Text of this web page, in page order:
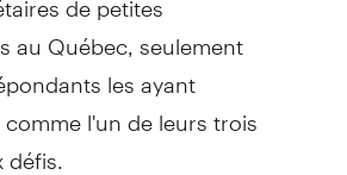
au Québec, seulement
les ayant
l'un de leurs trois